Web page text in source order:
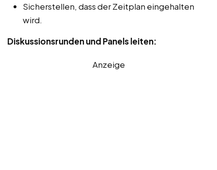
Sicherstellen, dass der Zeitplan eingehalten
wird.
Diskussionsrunden und Panels leiten:
Anzeige